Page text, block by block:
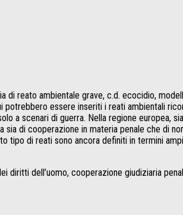
reato ambientale grave, c.d. ecocidio,
essere inseriti i reati ambientali
scenari di guerra. Nella regione europea, sia
di cooperazione in materia penale che di
tipo di reati sono ancora definiti in termini
dell’uomo, cooperazione giudiziaria